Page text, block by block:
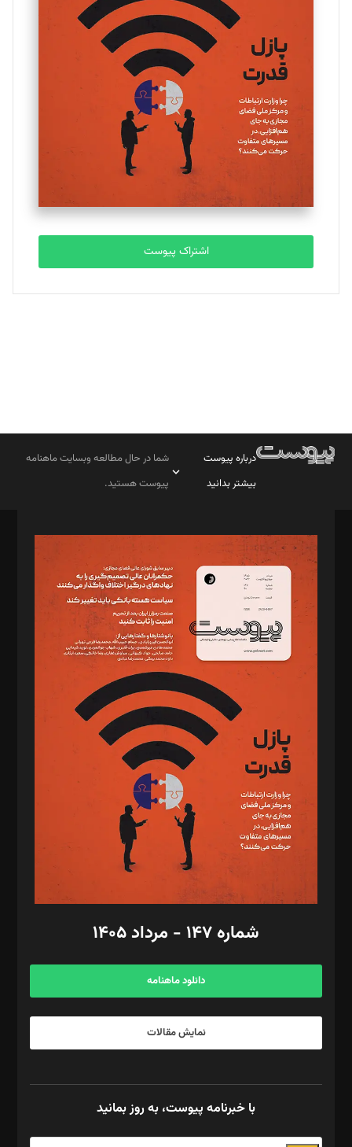
یسنا امان‌پور
تحریریه
ملینا جعفری
تحریریه
مصطفی مسجدی آرانی
تحریریه
بابک نقاش
تحریریه
اشتراک پیوست
درباره پیوست
بیشتر بدانید
شما در حال مطالعه وبسایت ماهنامه
پیوست هستید.
مدیر مسئول: محمدباقر اثنی‌عشری
سردبیر: مهرک محمودی
دبیر تحریریه: میثم قاسمی
د‌بیر ناداستان: سمانه سمیع
د‌بیر خدمت و تجارت: ابوالفضل رجبی
د‌بیر حقوق فناوری: حسام‌الدین ایپکچی
د‌بیر پیوست جهان: مینا پاکدل
د‌بیر تحریریه آنلاین: بابک نقاش
تحریریه‌: مجتبی محمود‌ی، آرش برهمند، یسنا امان‌پور، سروش کرمیان،
مصطفی مسجدی آرانی، ابوالفضل رجبی، زهرا فکرانه، فائزه فتحی
رستمی،مصطفی باستان
ویرایش: نگار استاد‌‌آقا
طراح یونیفرم: مجید توکلی
فیلمبرداری و عکاسی: امیر شفیعی، مانی لطفی زاده
گرافیک و صفحه‌آرایی: سید‌سبحان‌علی ثابت
مد‌یر توسعه تجاری: کامبیز برید‌
امور مالی: شاپور رهبری، محمد‌ کاظمی‌نیا
آگهی و مشترکین: ۰۹۱۹۹۹۹۰۴۵۴
شماره ۱۴۷ - مرداد ۱۴۰۵
دانلود ماهنامه
نمایش مقالات
با خبرنامه پیوست، به روز بمانید